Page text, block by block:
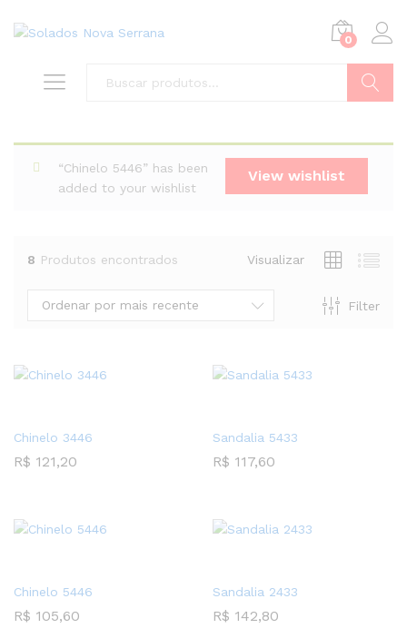
0
View wishlist
“Chinelo 5446” has been
added to your wishlist
8 Produtos encontrados Visualizar
Filter
Ordenar por mais recente
Chinelo 3446
R$ 121,20
Sandalia 5433
R$ 117,60
Chinelo 5446
R$ 105,60
Sandalia 2433
R$ 142,80